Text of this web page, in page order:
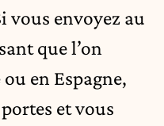
vous envoyez au
que l’on
en Espagne,
et vous